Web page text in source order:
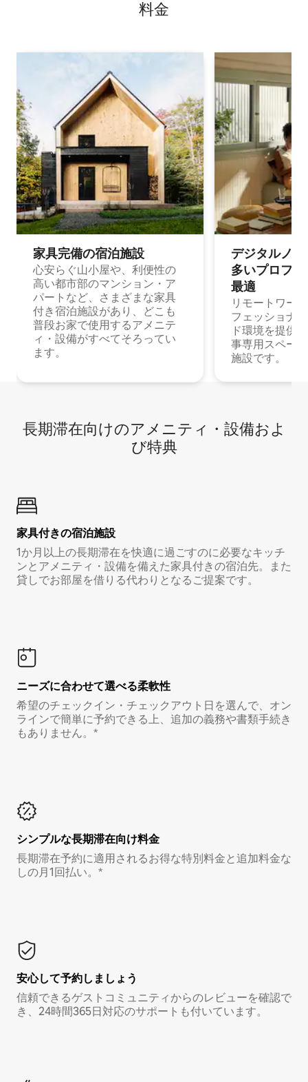
料⁠金
家具完備の宿⁠泊⁠施⁠設
心安らぐ山小屋や、利便性の
高い都市部のマンション・ア
パートなど、さまざまな家具
付き宿泊施設があり、どこも
普段お家で使用するアメニテ
ィ・設備がすべてそろってい
ます。
デジタルノ
多⁠いプ⁠ロ⁠フ⁠
最⁠適
リモートワー
フェッショナ
ド環境を提供
事専用スペー
施設です。
長期滞在向け⁠のア⁠メ⁠ニ⁠テ⁠ィ⁠・設⁠備⁠およ
び特⁠典
家具付き⁠の宿⁠泊⁠施⁠設
1か月以上の長期滞在を快適に過ごすのに必要なキッチ
ンとアメニティ・設備を備えた家具付きの宿泊先。また
貸しでお部屋を借りる代わりとなるご提案です。
ニーズに合わせて選べる柔軟性
希望のチェックイン・チェックアウト日を選んで、オン
ラインで簡単に予約できる上、追加の義務や書類手続き
もありません。*
シンプルな長期滞在向け料金
長期滞在予約に適用されるお得な特別料金と追加料金な
しの月1回払い。*
安心して予約しましょう
信頼できるゲストコミュニティからのレビューを確認で
き、24時間365日対応のサポートも付いています。